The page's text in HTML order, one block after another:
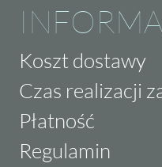
Koszt dostawy
Czas realizacji
Płatność
Regulamin